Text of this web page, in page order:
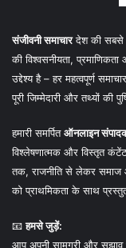
संजीवनी समाचारदेश की सबसे
की विश्वसनीयता, प्रमाणिकता
उद्देश्य है – हर महत्वपूर्ण
पूरी जिम्मेदारी और तथ्यों की
हमारी समर्पितऑनलाइन
विश्लेषणात्मक और विस्तृत
तक, राजनीति से लेकर
को प्राथमिकता के साथ
📧हमसे जुड़ें:
आप अपनी सामग्री और